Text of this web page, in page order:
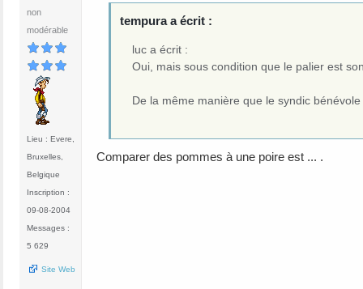
non
modérable
Lieu : Evere,
Bruxelles,
Belgique
Inscription :
09-08-2004
Messages :
5 629
Site Web
tempura a écrit :
luc a écrit :
Oui, mais sous condition que le palier est
De la même manière que le syndic
Comparer des pommes à une poire est ... .